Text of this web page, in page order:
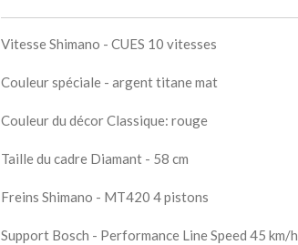
Vitesse Shimano - CUES 10 vitesses
Couleur spéciale - argent titane mat
Couleur du décor Classique: rouge
Taille du cadre Diamant - 58 cm
Freins Shimano - MT420 4 pistons
Support Bosch - Performance Line Speed 45 km/h